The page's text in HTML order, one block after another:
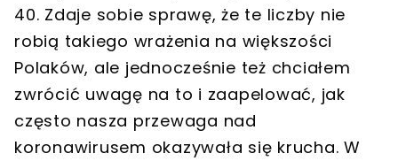
40. Zdaje sobie sprawę, że te liczby nie
robią takiego wrażenia na większości
Polaków, ale jednocześnie też chciałem
zwrócić uwagę na to i zaapelować, jak
często nasza przewaga nad
koronawirusem okazywała się krucha. W